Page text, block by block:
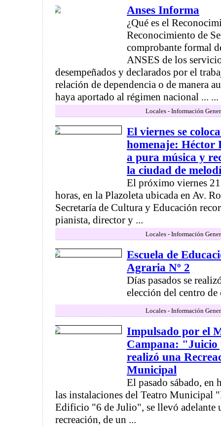
Anses Informa
¿Qué es el
Reconocimiento de
comprobante formal
ANSES de los
desempeñados y declarados por el
relación de dependencia o de manera
haya aportado al régimen nacional ... ...
Locales - Información
El viernes se
homenaje: Héctor
a pura música y
la ciudad de
El próximo viernes
horas, en la Plazoleta ubicada en Av.
Secretaría de Cultura y Educación
pianista, director y ...
Locales - Información
Escuela de
Agraria Nº 2
Días pasados se
elección del centro de
Locales - Información
Impulsado por el
Campana:
realizó una
Municipal
El pasado sábado, en
las instalaciones del Teatro Municipal
Edificio "6 de Julio", se llevó adelante
recreación, de un ...